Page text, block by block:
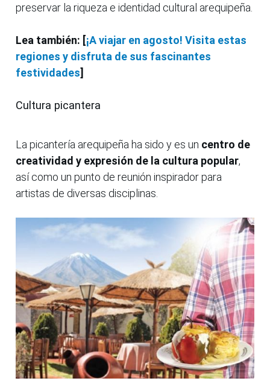
preservar la riqueza e identidad cultural arequipeña.
Lea también: [¡A viajar en agosto! Visita estas
regiones y disfruta de sus fascinantes
festividades]
Cultura picantera
La picantería arequipeña ha sido y es un centro de
creatividad y expresión de la cultura popular,
así como un punto de reunión inspirador para
artistas de diversas disciplinas.